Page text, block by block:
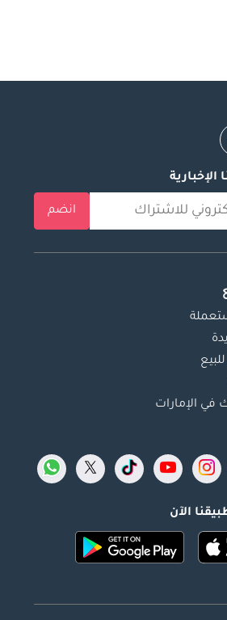
انضم
في الإمارات
الآن